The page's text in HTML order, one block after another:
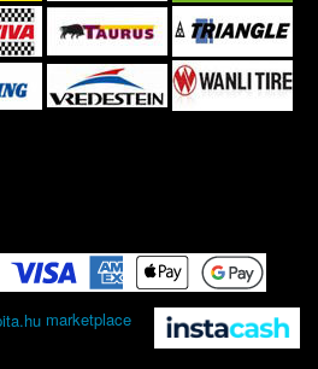
marketplace